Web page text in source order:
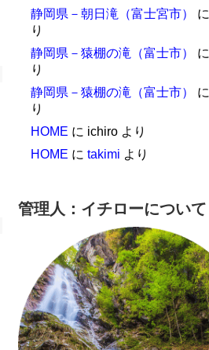
静岡県－朝日滝（富士宮市） に
り
静岡県－猿棚の滝（富士市）
に
り
静岡県－猿棚の滝（富士市）
に
り
HOME に ichiro より
HOME に takimi より
管理人：イチローについて